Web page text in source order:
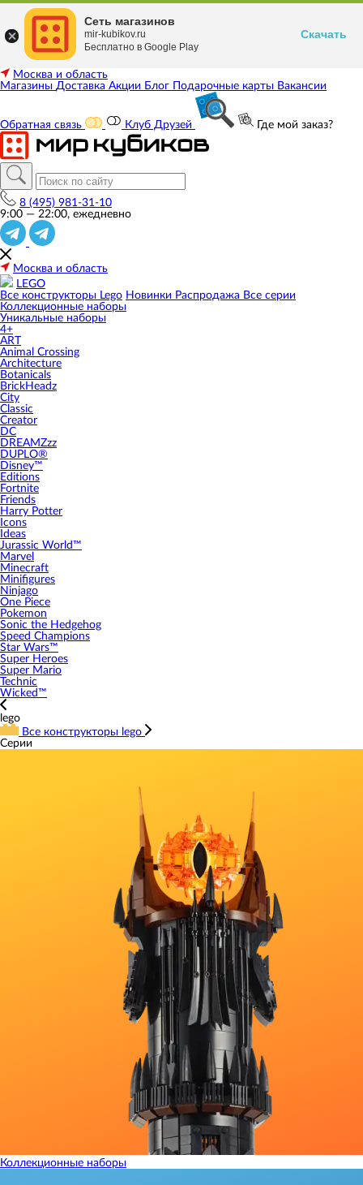
Москва и область
Магазины Доставка Акции Блог Подарочные карты Вакансии
Обратная связь Клуб Друзей Где мой заказ?
8 (495) 981-31-10
9:00 — 22:00, ежедневно
Москва и область
LEGO
Все конструкторы Lego Новинки Распродажа Все серии
Коллекционные наборы
Уникальные наборы
4+
ART
Animal Crossing
Architecture
Botanicals
BrickHeadz
City
Classic
Creator
DC
DREAMZzz
DUPLO®
Disney™
Editions
Fortnite
Friends
Harry Potter
Icons
Ideas
Jurassic World™
Marvel
Minecraft
Minifigures
Ninjago
One Piece
Pokemon
Sonic the Hedgehog
Speed Champions
Star Wars™
Super Heroes
Super Mario
Technic
Wicked™
lego
Все конструкторы lego
Серии
Коллекционные наборы
Сеть магазинов
mir-kubikov.ru
Бесплатно в Google Play
Скачать